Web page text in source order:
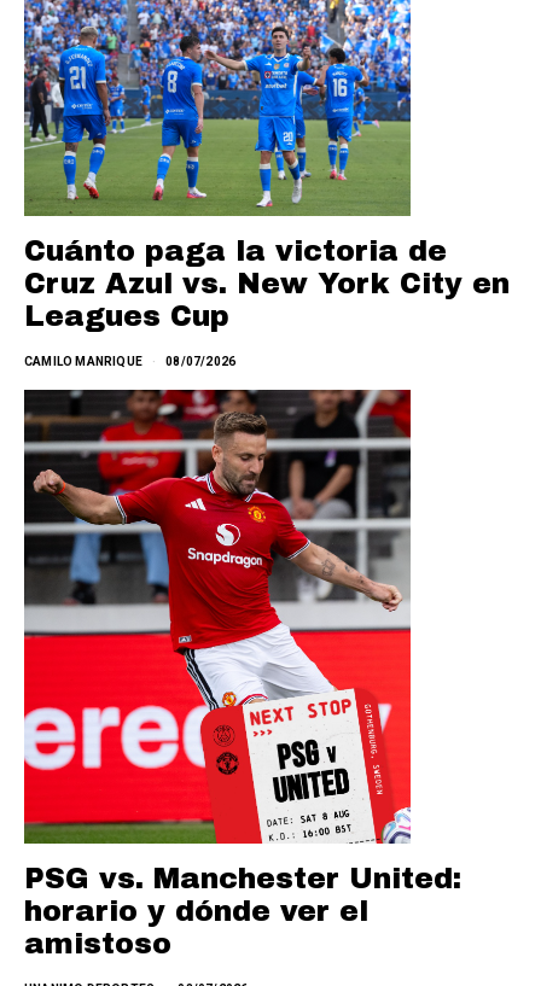
Cuánto paga la victoria de
Cruz Azul vs. New York City en
Leagues Cup
CAMILO MANRIQUE 08/07/2026
PSG vs. Manchester United:
horario y dónde ver el
amistoso